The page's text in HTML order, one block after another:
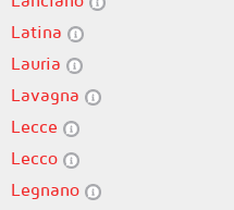
Latina
Lauria
Lavagna
Lecce
Lecco
Legnano